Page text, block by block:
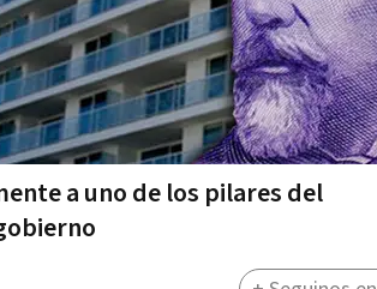
a uno de los pilares del